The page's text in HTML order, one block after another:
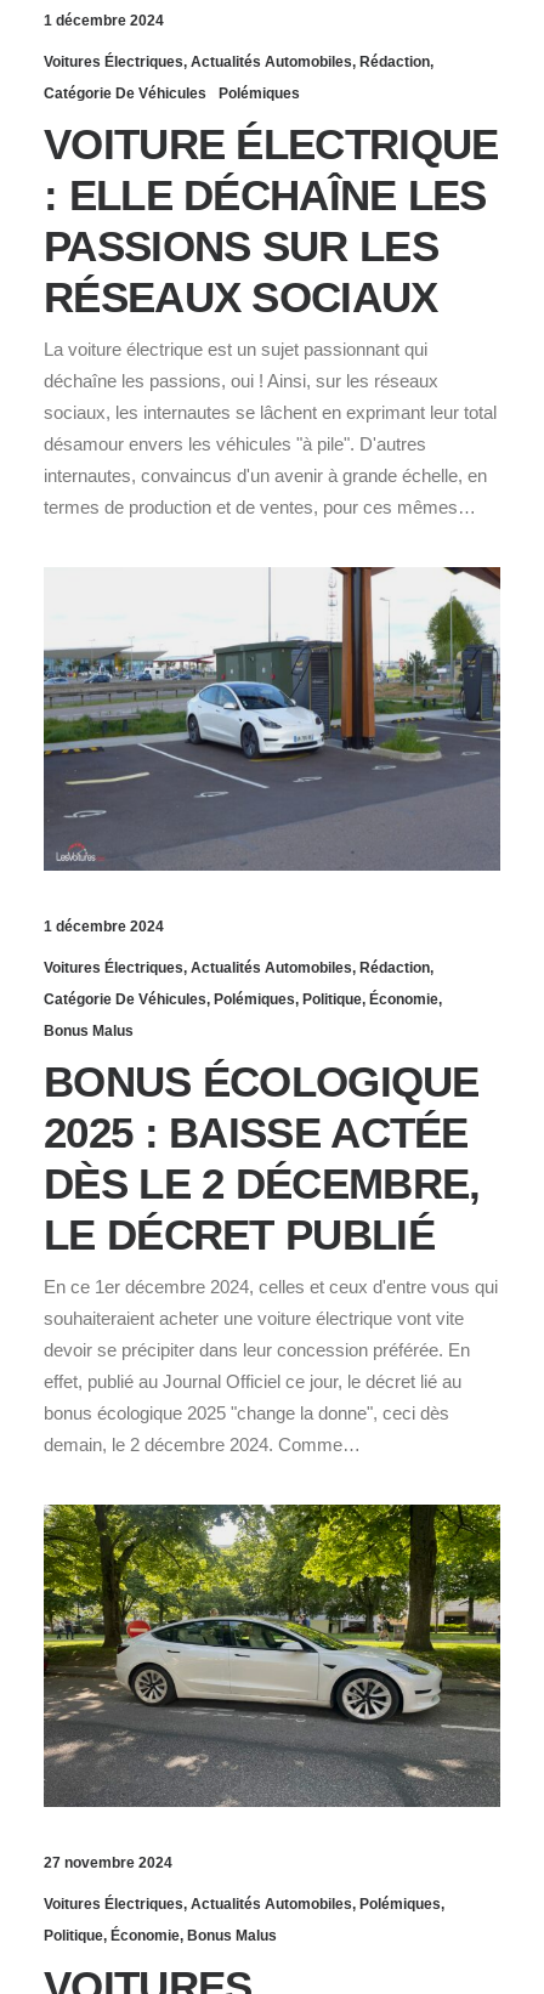
1 décembre 2024
Voitures Électriques, Actualités Automobiles, Rédaction,
Catégorie De Véhicules
Polémiques
VOITURE ÉLECTRIQUE
: ELLE DÉCHAÎNE LES
PASSIONS SUR LES
RÉSEAUX SOCIAUX
La voiture électrique est un sujet passionnant qui
déchaîne les passions, oui ! Ainsi, sur les réseaux
sociaux, les internautes se lâchent en exprimant leur total
désamour envers les véhicules "à pile". D'autres
internautes, convaincus d'un avenir à grande échelle, en
termes de production et de ventes, pour ces mêmes…
1 décembre 2024
Voitures Électriques, Actualités Automobiles, Rédaction,
Catégorie De Véhicules, Polémiques, Politique, Économie,
Bonus Malus
BONUS ÉCOLOGIQUE
2025 : BAISSE ACTÉE
DÈS LE 2 DÉCEMBRE,
LE DÉCRET PUBLIÉ
En ce 1er décembre 2024, celles et ceux d'entre vous qui
souhaiteraient acheter une voiture électrique vont vite
devoir se précipiter dans leur concession préférée. En
effet, publié au Journal Officiel ce jour, le décret lié au
bonus écologique 2025 "change la donne", ceci dès
demain, le 2 décembre 2024. Comme…
27 novembre 2024
Voitures Électriques, Actualités Automobiles, Polémiques,
Politique, Économie, Bonus Malus